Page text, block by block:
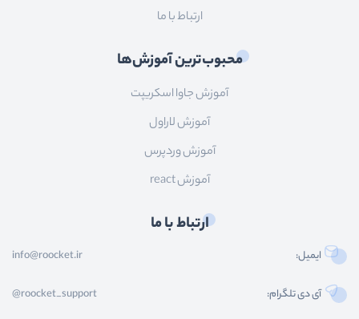
ارتباط با ما
محبوب‌ترین آموزش‌ها
آموزش جاوا اسکریپت
آموزش لاراول
آموزش وردپرس
آموزش react
ارتباط با ما
ایمیل: info@roocket.ir
آی دی تلگرام: @roocket_support